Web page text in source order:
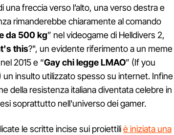
una freccia verso l’alto, una verso destra e
rimanderebbe chiaramente al comando
da 500 kg” nel videogame di Helldivers 2,
this?", un evidente riferimento a un meme
2015 e “Gay chi legge LMAO” (If you
un insulto utilizzato spesso su internet. Infine
della resistenza italiana diventata celebre in
soprattutto nell'universo dei gamer.
le scritte incise sui proiettiliè iniziata una